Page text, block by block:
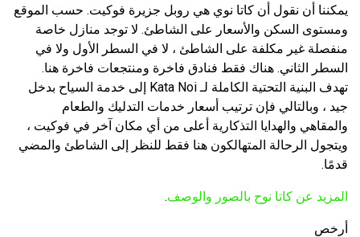
يمكننا أن نقول أن كاتا نوي هي روبل جزيرة فوكيت. حسب الموقع
ومستوى السكن والأسعار على الشاطئ. لا توجد منازل خاصة
منفصلة غير مكلفة على الشاطئ ، لا في السطر الأول ولا في
السطر الثاني. هناك فقط فنادق فاخرة ومنتجعات فاخرة هنا.
تهدف البنية التحتية الكاملة لـ Kata Noi إلى خدمة السياح بدخل
جيد ، وبالتالي فإن ترتيب أسعار خدمات التدليك والطعام
والمقاهي والهدايا التذكارية أعلى من أي مكان آخر في فوكيت ،
ويتجول الرحالة المتهالكون هنا فقط للنظر إلى الشاطئ والمضي
قدمًا.
المزيد عن كاتا نوح بالصور والوصف.
أرخص